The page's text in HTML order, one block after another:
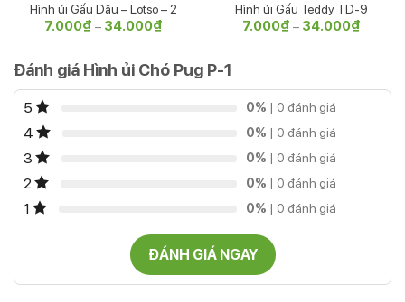
Hình ủi Gấu Dâu – Lotso – 2
7.000₫ – 34.000₫
7.000₫
đến
Hình ủi Gấu Teddy TD-9
7.000₫ – 34.000₫
Đánh giá Hình ủi Chó Pug P-1
5 0% | 0 đánh giá
4 0% | 0 đánh giá
3 0% | 0 đánh giá
2 0% | 0 đánh giá
1 0% | 0 đánh giá
ĐÁNH GIÁ NGAY